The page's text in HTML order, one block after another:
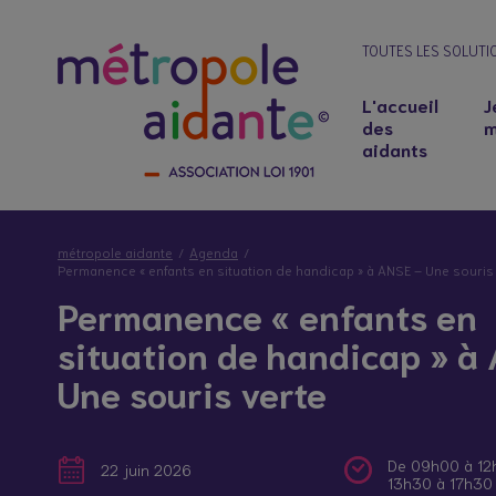
TOUTES LES
L'accueil
des
aidants
métropole aidante
Agenda
Permanence « enfants en situation de handicap » à ANSE – Une
Permanence « enfants en
situation de handicap » à
Une souris verte
22 juin 2026
De 09h00 à
13h30 à 17h30